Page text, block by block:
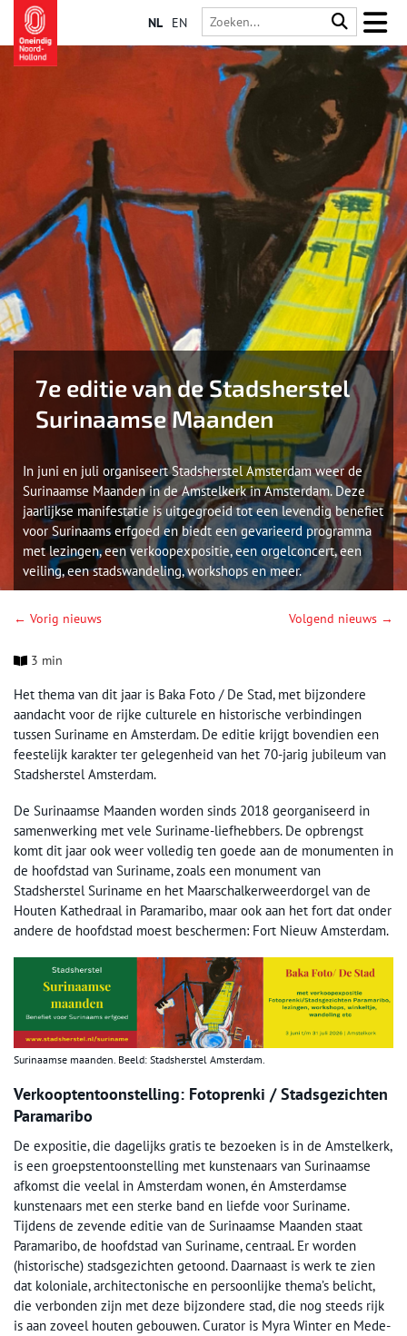
NL EN
7e editie van de Stadsherstel
Surinaamse Maanden
In juni en juli organiseert Stadsherstel Amsterdam weer de
Surinaamse Maanden in de Amstelkerk in Amsterdam. Deze
jaarlijkse manifestatie is uitgegroeid tot een levendig benefiet
voor Surinaams erfgoed en biedt een gevarieerd programma
met lezingen, een verkoopexpositie, een orgelconcert, een
veiling, een stadswandeling, workshops en meer.
← Vorig nieuws Volgend nieuws →
3 min
Het thema van dit jaar is Baka Foto / De Stad, met bijzondere
aandacht voor de rijke culturele en historische verbindingen
tussen Suriname en Amsterdam. De editie krijgt bovendien een
feestelijk karakter ter gelegenheid van het 70-jarig jubileum van
Stadsherstel Amsterdam.
De Surinaamse Maanden worden sinds 2018 georganiseerd in
samenwerking met vele Suriname-liefhebbers. De opbrengst
komt dit jaar ook weer volledig ten goede aan de monumenten in
de hoofdstad van Suriname, zoals een monument van
Stadsherstel Suriname en het Maarschalkerweerdorgel van de
Houten Kathedraal in Paramaribo, maar ook aan het fort dat onder
andere de hoofdstad moest beschermen: Fort Nieuw Amsterdam.
Surinaamse maanden. Beeld: Stadsherstel Amsterdam.
Verkooptentoonstelling: Fotoprenki / Stadsgezichten
Paramaribo
De expositie, die dagelijks gratis te bezoeken is in de Amstelkerk,
is een groepstentoonstelling met kunstenaars van Surinaamse
afkomst die veelal in Amsterdam wonen, én Amsterdamse
kunstenaars met een sterke band en liefde voor Suriname.
Tijdens de zevende editie van de Surinaamse Maanden staat
Paramaribo, de hoofdstad van Suriname, centraal. Er worden
(historische) stadsgezichten getoond. Daarnaast is werk te zien
dat koloniale, architectonische en persoonlijke thema’s belicht,
die verbonden zijn met deze bijzondere stad, die nog steeds rijk
is aan zoveel houten gebouwen. Curator is Myra Winter en Mede-